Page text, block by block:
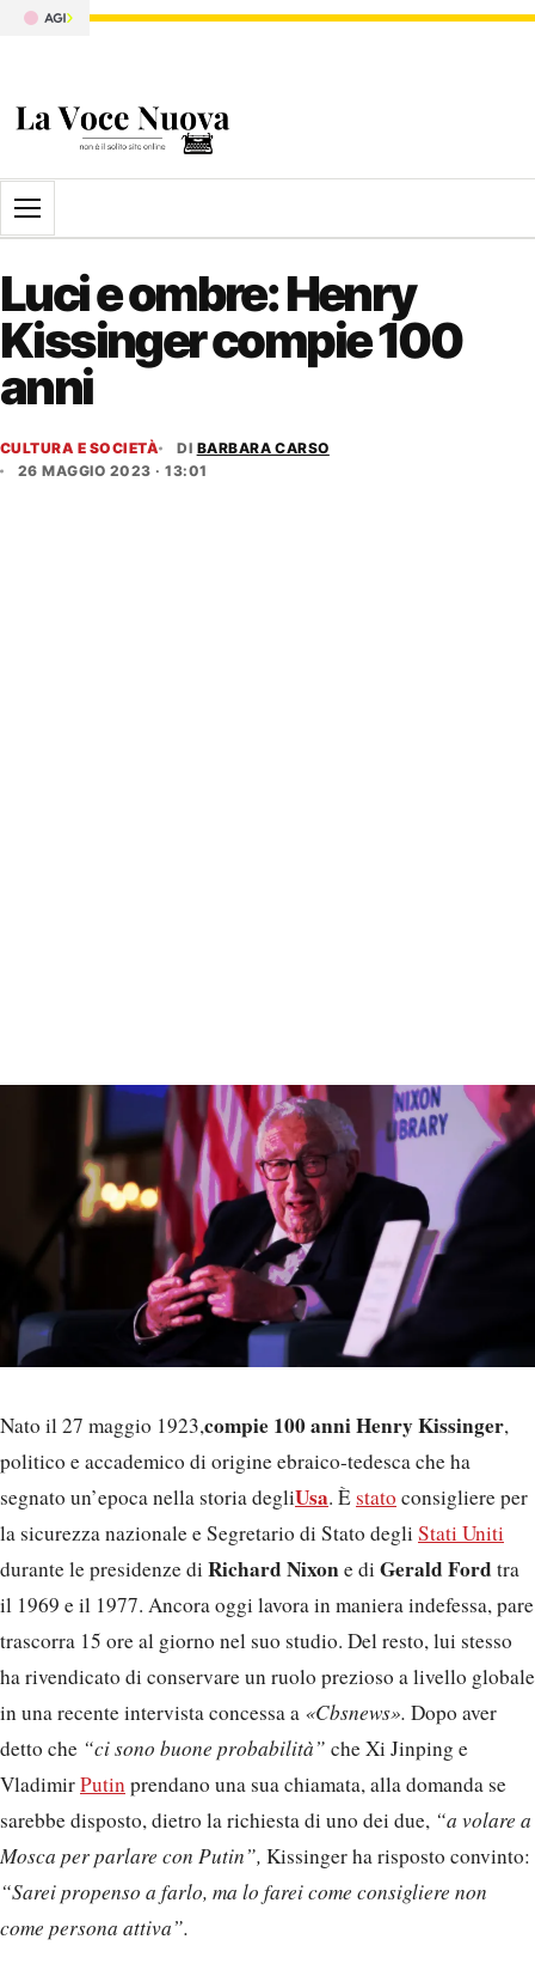
Apri il menu
Luci e ombre: Henry
Kissinger compie 100
anni
CULTURA E SOCIETÀ DI BARBARA CARSO
26 MAGGIO 2023 · 13:01
Nato il 27 maggio 1923,compie 100 anni Henry Kissinger,
politico e accademico di origine ebraico-tedesca che ha
segnato un’epoca nella storia degliUsa. Èstato consigliere per
la sicurezza nazionale e Segretario di Stato degli Stati Uniti
durante le presidenze di Richard Nixone di Gerald Ford tra
il 1969 e il 1977. Ancora oggi lavora in maniera indefessa, pare
trascorra 15 ore al giorno nel suo studio. Del resto, lui stesso
ha rivendicato di conservare un ruolo prezioso a livello globale
in una recente intervista concessa a «Cbsnews». Dopo aver
detto che “ci sono buone probabilità” che Xi Jinping e
VladimirPutinprendano una sua chiamata, alla domanda se
sarebbe disposto, dietro la richiesta di uno dei due, “a volare a
Mosca per parlare con Putin”, Kissinger ha risposto convinto:
“Sarei propenso a farlo, ma lo farei come consigliere non
come persona attiva”.